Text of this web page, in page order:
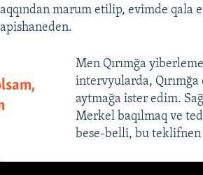
aqqından marum etilip, evimde qala
apishaneden.
Men Qırımğa
intervyularda,
aytmağa ister edim.
Merkel baqılmaq ve
bese-belli, bu teklifnen